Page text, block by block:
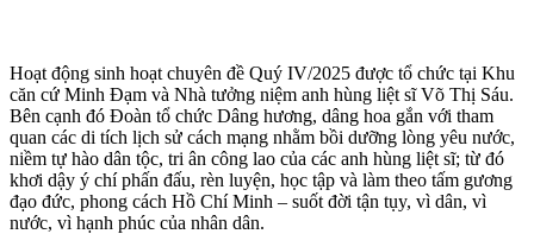
Hoạt động sinh hoạt chuyên đề Quý IV/2025 được tổ chức tại Khu
căn cứ Minh Đạm và Nhà tưởng niệm anh hùng liệt sĩ Võ Thị Sáu.
Bên cạnh đó Đoàn tổ chức Dâng hương, dâng hoa gắn với tham
quan các di tích lịch sử cách mạng nhằm bồi dưỡng lòng yêu nước,
niềm tự hào dân tộc, tri ân công lao của các anh hùng liệt sĩ; từ đó
khơi dậy ý chí phấn đấu, rèn luyện, học tập và làm theo tấm gương
đạo đức, phong cách Hồ Chí Minh – suốt đời tận tụy, vì dân, vì
nước, vì hạnh phúc của nhân dân.